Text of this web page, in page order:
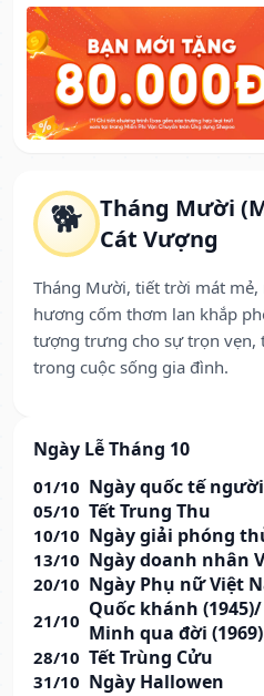
🐕 Tháng Mười
Cát Vượng
Tháng Mười, tiết trời mát
hương cốm thơm lan khắp
tượng trưng cho sự trọn vẹn,
trong cuộc sống gia đình.
Ngày Lễ Tháng 10
01/10 Ngày quốc tế
05/10 Tết Trung Thu
10/10 Ngày giải phóng
13/10 Ngày doanh nhân
20/10 Ngày Phụ nữ Việt
21/10 Quốc khánh
Minh qua đời (1969)
28/10 Tết Trùng Cửu
31/10 Ngày Hallowen